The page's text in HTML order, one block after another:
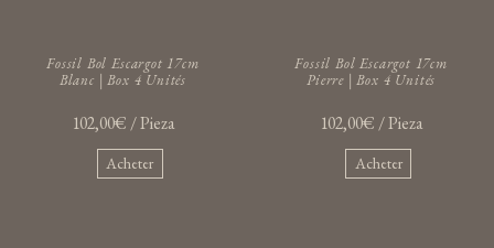
Fossil Bol Escargot 17cm
Blanc | Box 4 Unités
102,00€ / Pieza
Acheter
Fossil Bol Escargot 17cm
Pierre | Box 4 Unités
102,00€ / Pieza
Acheter